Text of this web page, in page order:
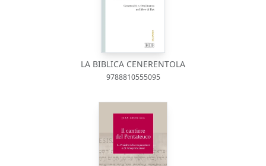
LA BIBLICA CENERENTOLA
9788810555095